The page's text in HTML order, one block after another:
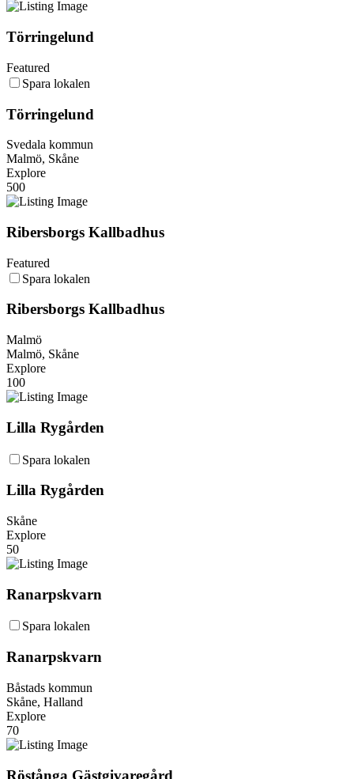
Törringelund
Featured
Spara lokalen
Törringelund
Svedala kommun
Malmö, Skåne
Explore
500
Ribersborgs Kallbadhus
Featured
Spara lokalen
Ribersborgs Kallbadhus
Malmö
Malmö, Skåne
Explore
100
Lilla Rygården
Spara lokalen
Lilla Rygården
Skåne
Explore
50
Ranarpskvarn
Spara lokalen
Ranarpskvarn
Båstads kommun
Skåne, Halland
Explore
70
Röstånga Gästgivaregård